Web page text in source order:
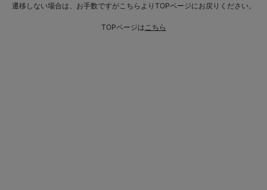
遷移しない場合は、お手数ですがこちらよりTOPページにお戻りください。
TOPページはこちら